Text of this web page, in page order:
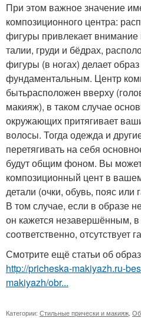
При этом важное значение
композиционного центра:
фигуры привлекает внимание
талии, груди и бёдрах,
фигуры (в ногах) делает
фундаментальным. Центр
бытьрасположен вверху
макияж), в таком случае
окружающих притягивает
волосы. Тогда одежда и
перетягивать на себя
будут общим фоном. Вы
композиционный цент в
детали (очки, обувь, пояс или
В том случае, если в образе
он кажется незавершённым, в
соответственно, отсутствует
Смотрите ещё статьи об
http://pricheska-makiyazh.ru-
makiyazh/obr...
Категории: Стильные прически и макияж